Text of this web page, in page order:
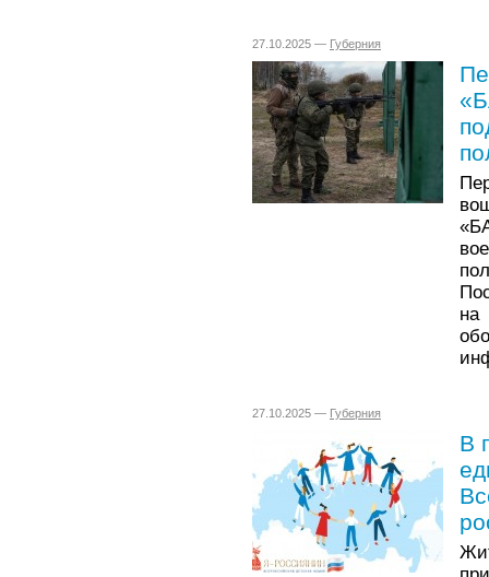
27.10.2025 — Губерния
на
27.10.2025 — Губерния
В